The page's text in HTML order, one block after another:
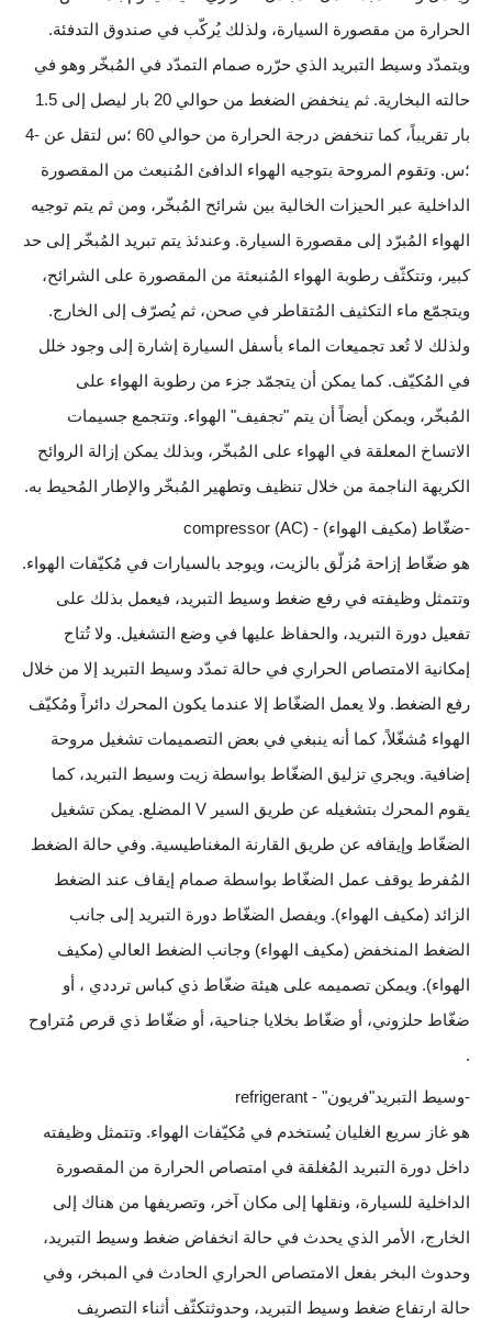
الحرارة من مقصورة السيارة، ولذلك يُركّب في صندوق التدفئة.
ويتمدّد وسيط التبريد الذي حرّره صمام التمدّد في المُبخّر وهو في
حالته البخارية. ثم ينخفض الضغط من حوالي 20 بار ليصل إلى 1.5
بار تقريباً، كما تنخفض درجة الحرارة من حوالي 60 ؛س لتقل عن -4
؛س. وتقوم المروحة بتوجيه الهواء الدافئ المُنبعث من المقصورة
الداخلية عبر الحيزات الخالية بين شرائح المُبخّر، ومن ثم يتم توجيه
الهواء المُبرّد إلى مقصورة السيارة. وعندئذ يتم تبريد المُبخّر إلى حد
كبير، وتتكثّف رطوبة الهواء المُنبعثة من المقصورة على الشرائح،
ويتجمّع ماء التكثيف المُتقاطر في صحن، ثم يُصرّف إلى الخارج.
ولذلك لا تُعد تجميعات الماء بأسفل السيارة إشارة إلى وجود خلل
في المُكيّف. كما يمكن أن يتجمّد جزء من رطوبة الهواء على
المُبخّر، ويمكن أيضاً أن يتم "تجفيف" الهواء. وتتجمع جسيمات
الاتساخ المعلقة في الهواء على المُبخّر، وبذلك يمكن إزالة الروائح
الكريهة الناجمة من خلال تنظيف وتطهير المُبخّر والإطار المُحيط به.
-ضغّاط (مكيف الهواء) - (compressor (AC
هو ضغّاط إزاحة مُزلّق بالزيت، ويوجد بالسيارات في مُكيّفات الهواء.
وتتمثل وظيفته في رفع ضغط وسيط التبريد، فيعمل بذلك على
تفعيل دورة التبريد، والحفاظ عليها في وضع التشغيل. ولا تُتاح
إمكانية الامتصاص الحراري في حالة تمدّد وسيط التبريد إلا من خلال
رفع الضغط. ولا يعمل الضغّاط إلا عندما يكون المحرك دائراً ومُكيّف
الهواء مُشغّلاً، كما أنه ينبغي في بعض التصميمات تشغيل مروحة
إضافية. ويجري تزليق الضغّاط بواسطة زيت وسيط التبريد، كما
يقوم المحرك بتشغيله عن طريق السير V المضلع. يمكن تشغيل
الضغّاط وإيقافه عن طريق القارنة المغناطيسية. وفي حالة الضغط
المُفرط يوقف عمل الضغّاط بواسطة صمام إيقاف عند الضغط
الزائد (مكيف الهواء). ويفصل الضغّاط دورة التبريد إلى جانب
الضغط المنخفض (مكيف الهواء) وجانب الضغط العالي (مكيف
الهواء). ويمكن تصميمه على هيئة ضغّاط ذي كباس ترددي ، أو
ضغّاط حلزوني، أو ضغّاط بخلايا جناحية، أو ضغّاط ذي قرص مُتراوح
.
-وسيط التبريد"فريون" - refrigerant
هو غاز سريع الغليان يُستخدم في مُكيّفات الهواء. وتتمثل وظيفته
داخل دورة التبريد المُغلقة في امتصاص الحرارة من المقصورة
الداخلية للسيارة، ونقلها إلى مكان آخر، وتصريفها من هناك إلى
الخارج، الأمر الذي يحدث في حالة انخفاض ضغط وسيط التبريد،
وحدوث البخر بفعل الامتصاص الحراري الحادث في المبخر، وفي
حالة ارتفاع ضغط وسيط التبريد، وحدوثتكثّف أثناء التصريف